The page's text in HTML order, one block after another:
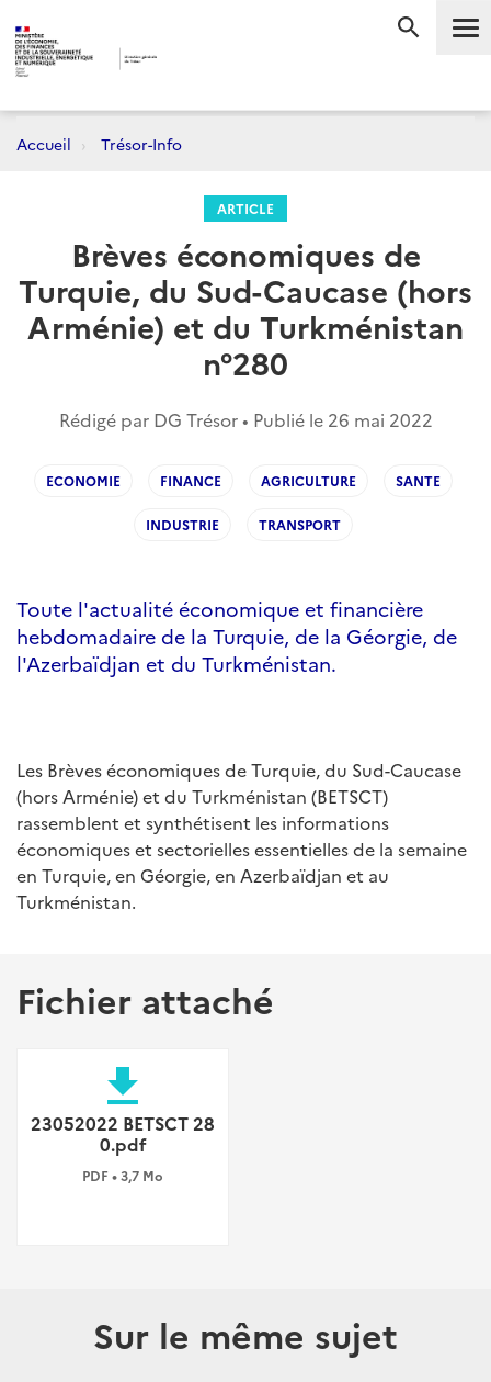
Accueil Trésor-Info
ARTICLE
Brèves économiques de
Turquie, du Sud-Caucase (hors
Arménie) et du Turkménistan
n°280
Rédigé par DG Trésor • Publié le 26 mai 2022
ECONOMIE FINANCE AGRICULTURE SANTE
INDUSTRIE TRANSPORT
Toute l'actualité économique et financière
hebdomadaire de la Turquie, de la Géorgie, de
l'Azerbaïdjan et du Turkménistan.
Les Brèves économiques de Turquie, du Sud-Caucase
(hors Arménie) et du Turkménistan (BETSCT)
rassemblent et synthétisent les informations
économiques et sectorielles essentielles de la semaine
en Turquie, en Géorgie, en Azerbaïdjan et au
Turkménistan.
Fichier attaché
file_download
23052022 BETSCT 28
0.pdf
PDF • 3,7 Mo
Sur le même sujet